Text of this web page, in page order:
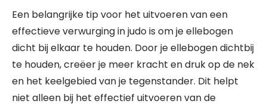
Een belangrijke tip voor het uitvoeren van een
effectieve verwurging in judo is om je ellebogen
dicht bij elkaar te houden. Door je ellebogen dichtbij
te houden, creëer je meer kracht en druk op de nek
en het keelgebied van je tegenstander. Dit helpt
niet alleen bij het effectief uitvoeren van de